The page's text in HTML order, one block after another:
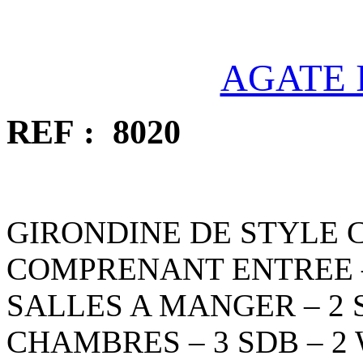
AGATE
REF :
GIRONDINE DE STYLE
COMPRENANT
SALLES A MANGER – 2
CHAMBRES – 3 SDB – 2